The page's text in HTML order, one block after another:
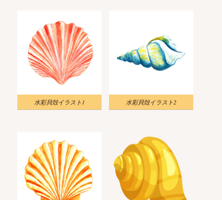
水彩貝殻イラスト1 水彩貝殻イラスト2